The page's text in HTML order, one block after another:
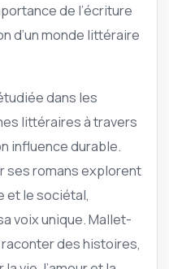
de l’écriture
d’un monde littéraire
dans les
littéraires à travers
influence durable.
ses romans explorent
et le sociétal,
voix unique. Mallet-
des histoires,